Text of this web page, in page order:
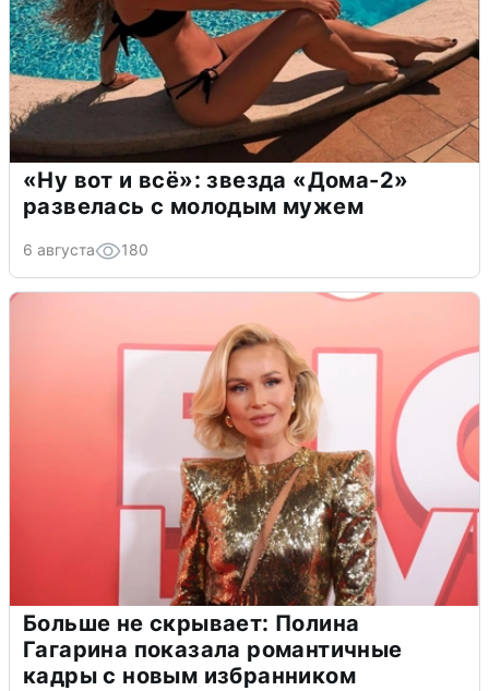
«Ну вот и всё»: звезда «Дома-2»
развелась с молодым мужем
6 августа 180
Больше не скрывает: Полина
Гагарина показала романтичные
кадры с новым избранником